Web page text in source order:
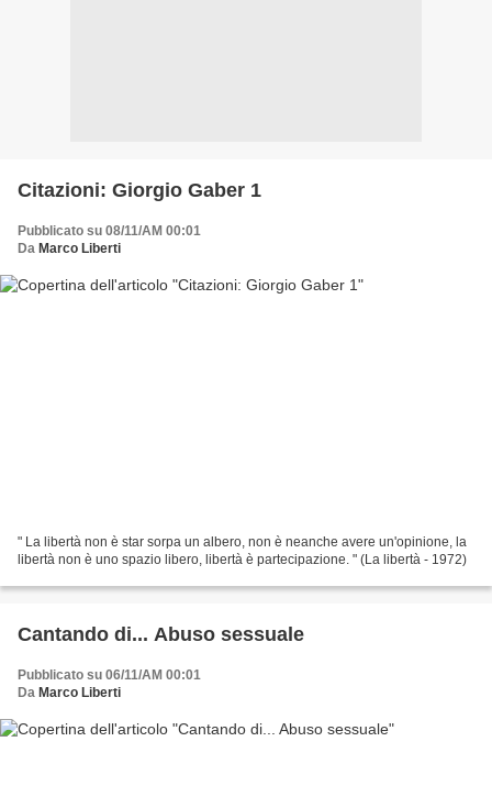
Citazioni: Giorgio Gaber 1
Pubblicato su 08/11/AM 00:01
Da Marco Liberti
" La libertà non è star sorpa un albero, non è neanche avere un'opinione, la
libertà non è uno spazio libero, libertà è partecipazione. " (La libertà - 1972)
Cantando di... Abuso sessuale
Pubblicato su 06/11/AM 00:01
Da Marco Liberti